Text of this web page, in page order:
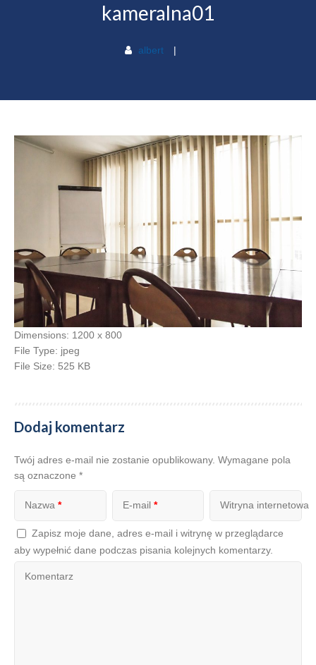
kameralna01
albert
Dimensions: 1200 x 800
File Type: jpeg
File Size: 525 KB
Dodaj komentarz
Twój adres e-mail nie zostanie opublikowany. Wymagane pola
są oznaczone *
Nazwa * E-mail * Witryna internetowa
Zapisz moje dane, adres e-mail i witrynę w przeglądarce
aby wypełnić dane podczas pisania kolejnych komentarzy.
Komentarz